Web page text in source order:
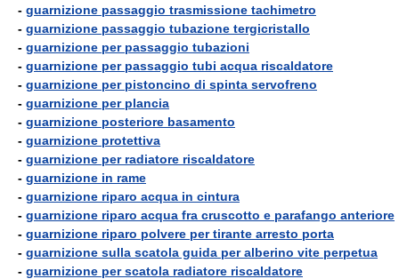
- guarnizione passaggio trasmissione tachimetro
- guarnizione passaggio tubazione tergicristallo
- guarnizione per passaggio tubazioni
- guarnizione per passaggio tubi acqua riscaldatore
- guarnizione per pistoncino di spinta servofreno
- guarnizione per plancia
- guarnizione posteriore basamento
- guarnizione protettiva
- guarnizione per radiatore riscaldatore
- guarnizione in rame
- guarnizione riparo acqua in cintura
- guarnizione riparo acqua fra cruscotto e parafango anteriore
- guarnizione riparo polvere per tirante arresto porta
- guarnizione sulla scatola guida per alberino vite perpetua
- guarnizione per scatola radiatore riscaldatore